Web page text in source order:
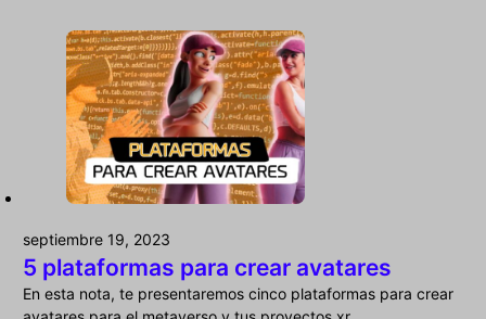
septiembre 19, 2023
5 plataformas para crear avatares
En esta nota, te presentaremos cinco plataformas para crear